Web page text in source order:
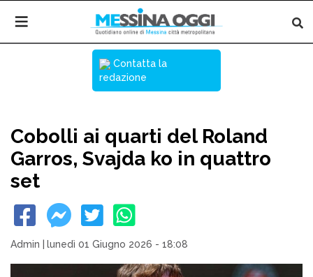
Contatta la
redazione
Cobolli ai quarti del Roland
Garros, Svajda ko in quattro
set
Admin lunedì 01 Giugno 2026 - 18:08